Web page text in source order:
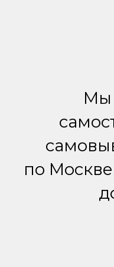
Мы
по